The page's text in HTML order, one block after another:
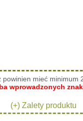
powinien mieć minimum
wprowadzonych
(+) Zalety produktu